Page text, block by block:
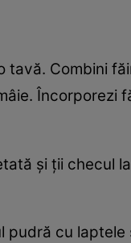
tavă. Combini
Încorporezi
şi ţii checul
pudră cu